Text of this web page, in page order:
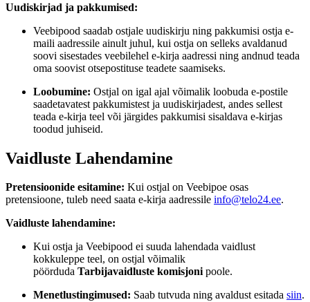
Uudiskirjad ja pakkumised:
Veebipood saadab ostjale uudiskirju ning pakkumisi ostja e-
maili aadressile ainult juhul, kui ostja on selleks avaldanud
soovi sisestades veebilehel e-kirja aadressi ning andnud teada
oma soovist otsepostituse teadete saamiseks.
Loobumine: Ostjal on igal ajal võimalik loobuda e-postile
saadetavatest pakkumistest ja uudiskirjadest, andes sellest
teada e-kirja teel või järgides pakkumisi sisaldava e-kirjas
toodud juhiseid.
Vaidluste Lahendamine
Pretensioonide esitamine: Kui ostjal on Veebipoe osas
pretensioone, tuleb need saata e-kirja aadressile info@telo24.ee.
Vaidluste lahendamine:
Kui ostja ja Veebipood ei suuda lahendada vaidlust
kokkuleppe teel, on ostjal võimalik
pöörduda Tarbijavaidluste komisjonipoole.
Menetlustingimused: Saab tutvuda ning avaldust esitada siin.